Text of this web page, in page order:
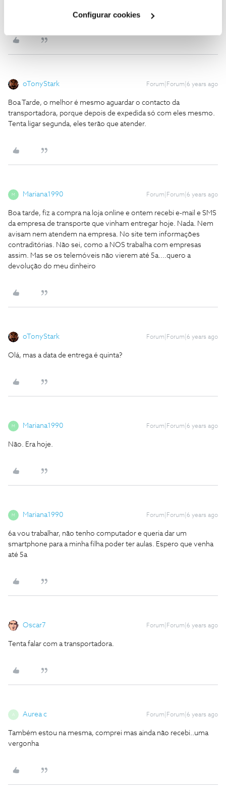
Configurar cookies
oTonyStark Forum|Forum|6 years ago
Boa Tarde, o melhor é mesmo aguardar o contacto da
transportadora, porque depois de expedida só com eles mesmo.
Tenta ligar segunda, eles terão que atender.
M Mariana1990 Forum|Forum|6 years ago
Boa tarde, fiz a compra na loja online e ontem recebi e-mail e SMS
da empresa de transporte que vinham entregar hoje. Nada. Nem
avisam nem atendem na empresa. No site tem informações
contraditórias. Não sei, como a NOS trabalha com empresas
assim. Mas se os telemóveis não vierem até 5a....quero a
devolução do meu dinheiro
oTonyStark Forum|Forum|6 years ago
Olá, mas a data de entrega é quinta?
M Mariana1990 Forum|Forum|6 years ago
Não. Era hoje.
M Mariana1990 Forum|Forum|6 years ago
6a vou trabalhar, não tenho computador e queria dar um
smartphone para a minha filha poder ter aulas. Espero que venha
até 5a
Oscar7 Forum|Forum|6 years ago
Tenta falar com a transportadora.
A Aurea c Forum|Forum|6 years ago
Também estou na mesma, comprei mas ainda não recebi..uma
vergonha